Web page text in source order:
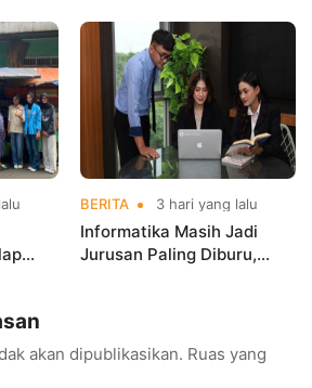
Indonesia Open
Championships 2026
BERITA 3 hari yang lalu
Informatika Masih Jadi
Jurusan Paling Diburu,
akan dipublikasikan. Ruas yang